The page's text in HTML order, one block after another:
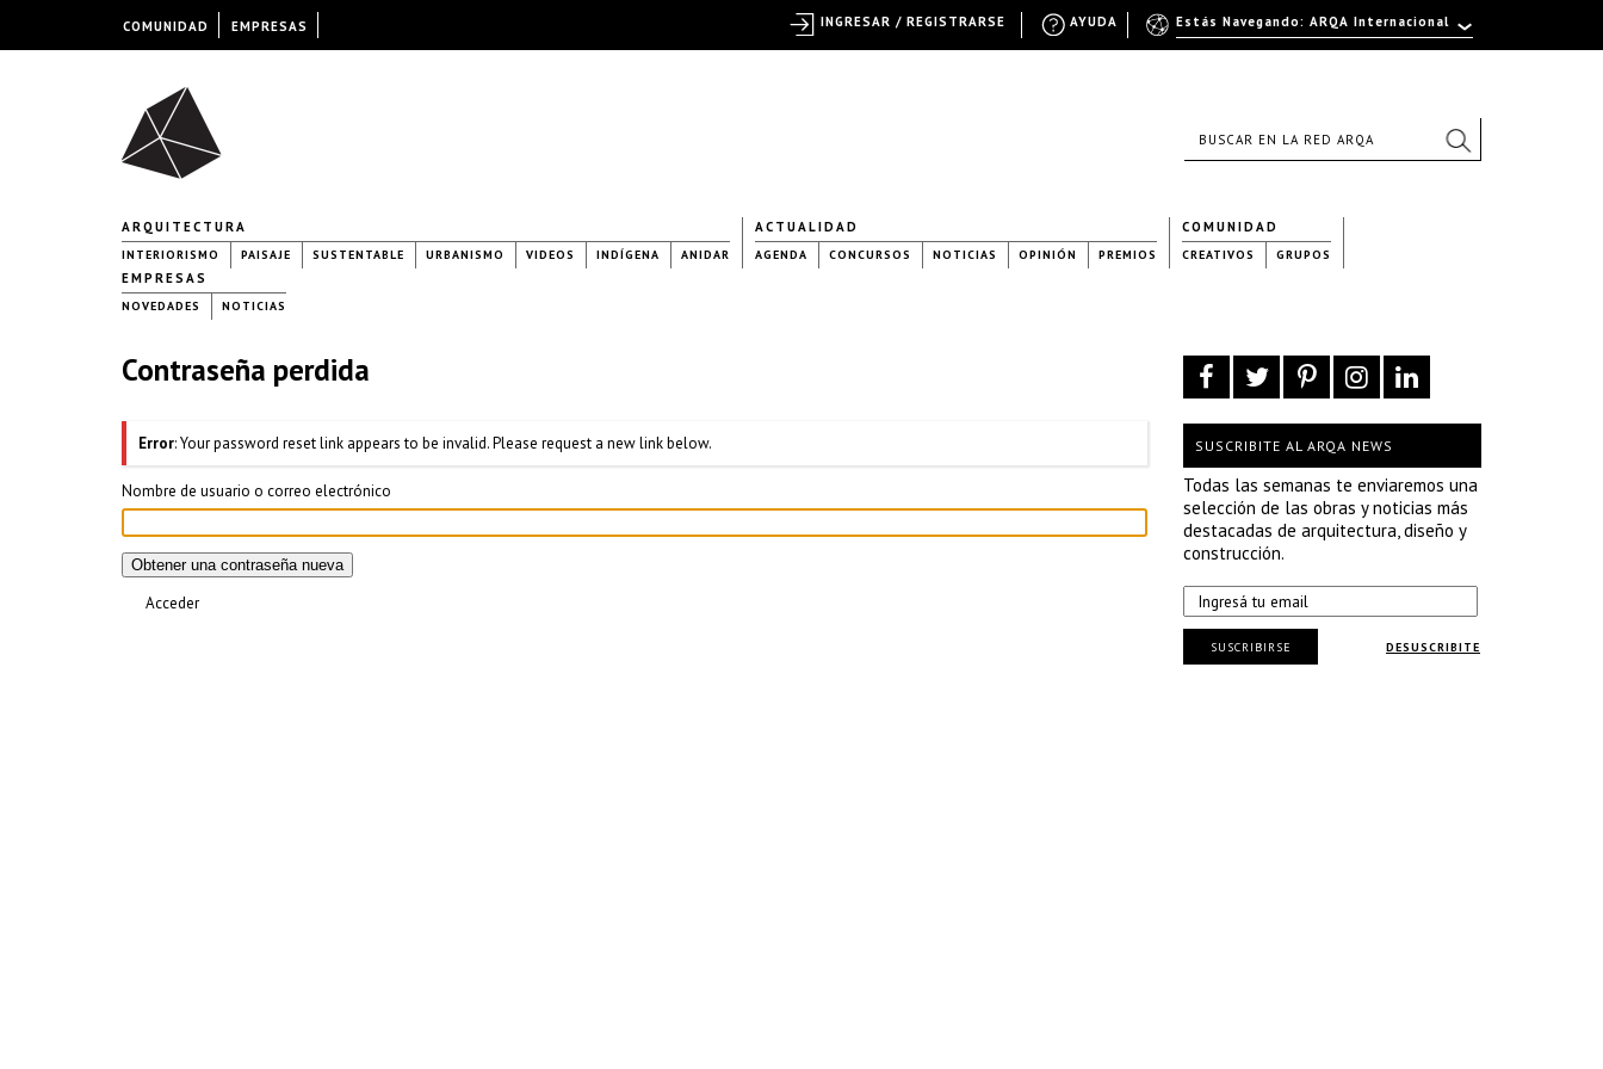
ARQUITECTURA
INTERIORISMO PAISAJE SUSTENTABLE URBANISMO VIDEOS INDÍGENA ANIDAR
ACTUALIDAD
AGENDA CONCURSOS NOTICIAS OPINIÓN PREMIOS
COMUNIDAD
CREATIVOS GRUPOS
EMPRESAS
NOVEDADES NOTICIAS
Contraseña perdida
Error: Your password reset link appears to be invalid. Please request a new link below.
Nombre de usuario o correo electrónico
Obtener una contraseña nueva
Acceder
SUSCRIBITE AL ARQA NEWS
Todas las semanas te enviaremos una
selección de las obras y noticias más
destacadas de arquitectura, diseño y
construcción.
DESUSCRIBITE
SUSCRIBIRSE
COMUNIDAD EMPRESAS Estás Navegando: ARQA Internacional
AYUDA
INGRESAR / REGISTRARSE